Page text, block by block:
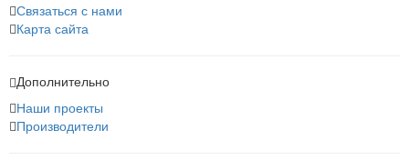
Связаться с нами
Карта сайта
Дополнительно
Наши проекты
Производители